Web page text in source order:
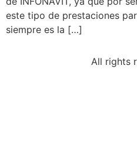
este tipo de prestaciones
siempre es la […]
All rights